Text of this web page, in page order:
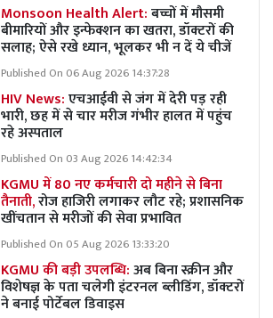
Monsoon Health Alert:बच्चों में मौसमी
बीमारियों और इन्फेक्शन का खतरा, डॉक्टरों की
सलाह; ऐसे रखे ध्यान, भूलकर भी न दें ये चीजें
Published On 06 Aug 2026 14:37:28
HIV News:एचआईवी से जंग में देरी पड़ रही
भारी, छह में से चार मरीज गंभीर हालत में पहुंच
रहे अस्पताल
Published On 03 Aug 2026 14:42:34
KGMU में 80 नए कर्मचारी दो महीने से बिना
तैनाती,रोज हाजिरी लगाकर लौट रहे; प्रशासनिक
खींचतान से मरीजों की सेवा प्रभावित
Published On 05 Aug 2026 13:33:20
KGMU की बड़ी उपलब्धि:अब बिना स्क्रीन और
विशेषज्ञ के पता चलेगी इंटरनल ब्लीडिंग, डॉक्टरों
ने बनाई पोर्टेबल डिवाइस